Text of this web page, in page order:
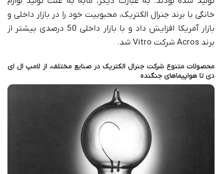
خانگی با برند جنرال الکتریک، محبوبیت خود را در بازار داخلی و
بازار آمریکا افزایش داد و با بازار داخلی 50 درصدی بیشتر از
برند Acros شرکت Vitro شد.
محصولات متنوع شرکت جنرال الکتریک در صنایع مختلف، از لامپ ال ای
دی تا هواپیماهای جنگنده